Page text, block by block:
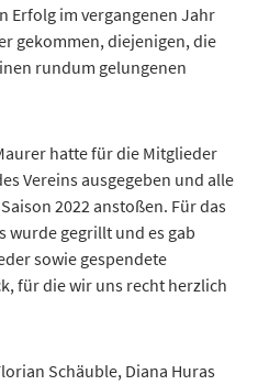
Erfolg im vergangenen Jahr
gekommen, diejenigen, die
rundum gelungenen
hatte für die Mitglieder
Vereins ausgegeben und alle
2022 anstoßen. Für das
wurde gegrillt und es gab
sowie gespendete
für die wir uns recht herzlich
Schäuble, Diana Huras